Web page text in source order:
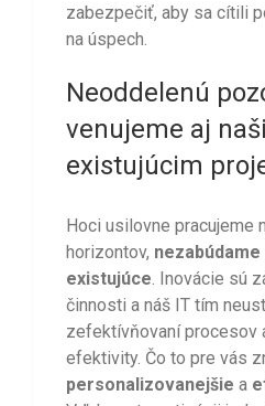
zabezpečiť, aby sa cítili
na úspech.
Neoddelenú
venujeme aj
existujúcim
Hoci usilovne pracujeme
horizontov,
existujúce. Inovácie sú
činnosti a náš IT tím
zefektívňovaní procesov
efektivity. Čo to pre vás
personalizovanejšie a